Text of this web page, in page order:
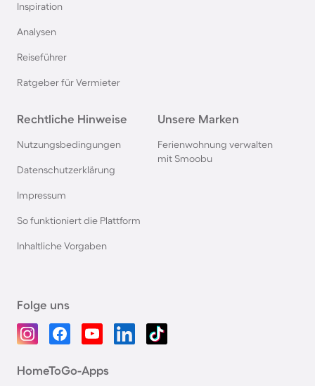
Inspiration
Analysen
Reiseführer
Ratgeber für Vermieter
Rechtliche Hinweise
Nutzungsbedingungen
Datenschutzerklärung
Impressum
So funktioniert die Plattform
Inhaltliche Vorgaben
Unsere Marken
Ferienwohnung verwalten
mit Smoobu
Folge uns
HomeToGo-Apps